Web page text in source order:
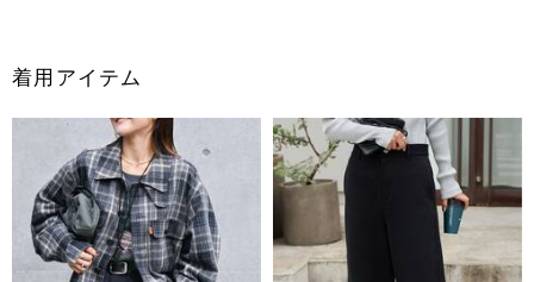
着用アイテム